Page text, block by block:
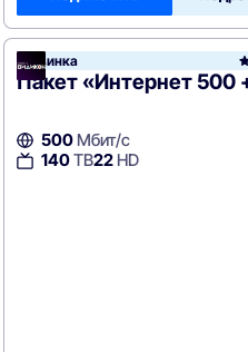
Ростелеком
Новинка
Пакет «Интернет 500
500 Мбит/с
140ТВ22 HD